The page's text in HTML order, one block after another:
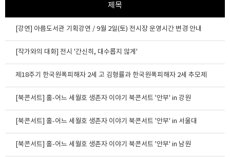
제목
[강연] 아름도서관 기획강연 / 9월 2일(토) 전시장 운영시간 변경 안내
[작가와의 대화] 전시 '간신히, 대수롭지 않게'
제18주기 한국원폭피해자 2세 고 김형률과 한국원폭피해자 2세 추모제
[북콘서트] 홀-어느 세월호 생존자 이야기 북콘서트 '안부' in 강원
[북콘서트] 홀-어느 세월호 생존자 이야기 북콘서트 '안부' in 서울대
[북콘서트] 홀-어느 세월호 생존자 이야기 북콘서트 '안부' in 남원